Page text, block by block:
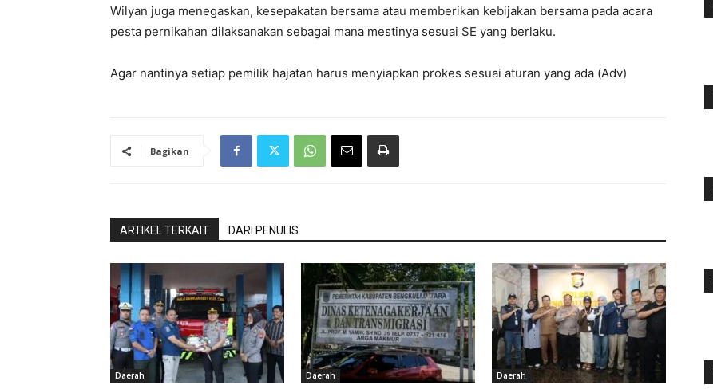
Wilyan juga menegaskan, kesepakatan bersama atau memberikan kebijakan bersama pada acara
pesta pernikahan dilaksanakan sebagai mana mestinya sesuai SE yang berlaku.
Agar nantinya setiap pemilik hajatan harus menyiapkan prokes sesuai aturan yang ada (Adv)
Bagikan
ARTIKEL TERKAIT DARI PENULIS
Daerah Daerah Daerah